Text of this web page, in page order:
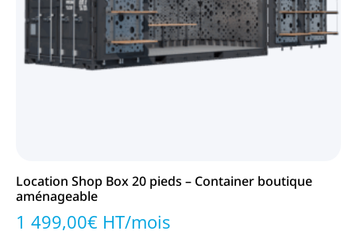
Location Shop Box 20 pieds – Container boutique
aménageable
1 499,00€ HT/mois